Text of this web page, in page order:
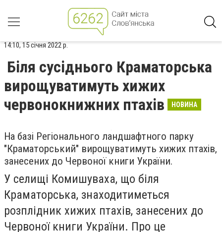
14:10, 15 січня 2022 р.
Біля сусіднього Краматорська
вирощуватимуть хижих
червонокнижних птахів
НОВИНА
На базі Регіонального ландшафтного парку
"Краматорський" вирощуватимуть хижих птахів,
занесених до Червоної книги України.
У селищі Комишуваха, що біля
Краматорська, знаходитиметься
розплідник хижих птахів, занесених до
Червоної книги України. Про це